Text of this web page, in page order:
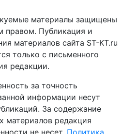
материалы защищены
правом. Публикация и
материалов сайта ST-KT.ru
только с письменного
редакции.
за точность
информации несут
За содержание
материалов редакция
не несет. Политика